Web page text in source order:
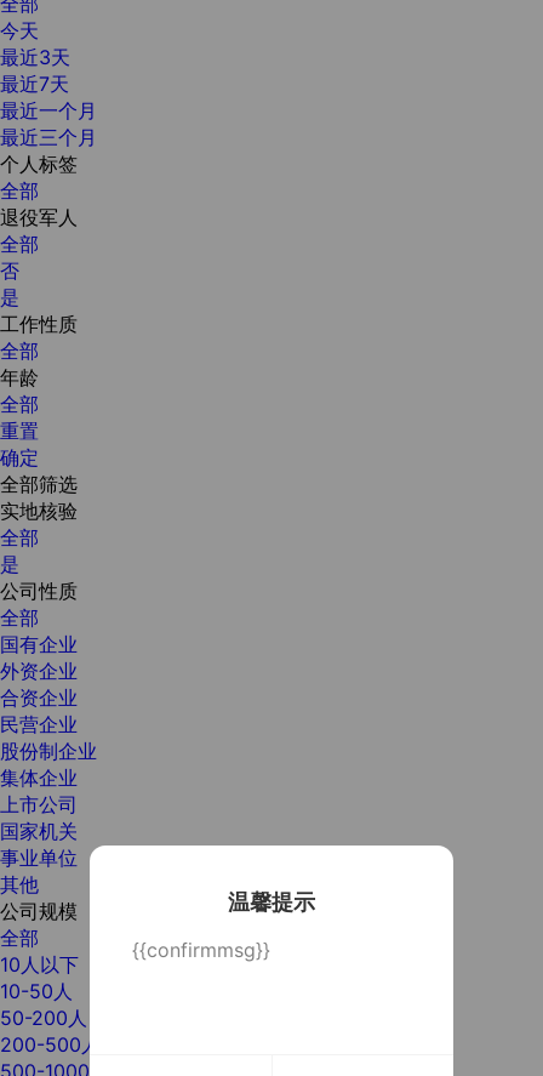
温馨提示
{{confirmmsg}}
今天
最近3天
最近7天
最近一个月
最近三个月
个人标签
全部
退役军人
全部
否
是
工作性质
全部
年龄
全部
重置
确定
全部筛选
实地核验
全部
是
公司性质
全部
国有企业
外资企业
合资企业
民营企业
股份制企业
集体企业
上市公司
国家机关
事业单位
其他
公司规模
全部
10人以下
10-50人
50-200人
200-500人
500-1000人